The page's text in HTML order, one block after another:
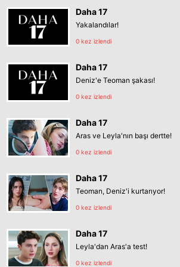
Daha 17
Yakalandılar!
0 kez izlendi
Daha 17
Deniz'e Teoman şakası!
0 kez izlendi
Daha 17
Aras ve Leyla'nın başı dertte!
0 kez izlendi
Daha 17
Teoman, Deniz'i kurtarıyor!
0 kez izlendi
Daha 17
Leyla'dan Aras'a test!
0 kez izlendi